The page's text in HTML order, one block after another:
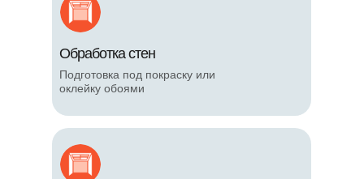
Подготовка под покраску или
оклейку обоями
Обработка стен